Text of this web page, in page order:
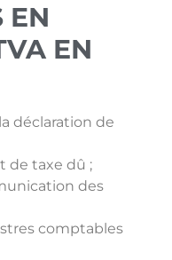
EN
EN
déclaration de
de taxe dû ;
des
comptables